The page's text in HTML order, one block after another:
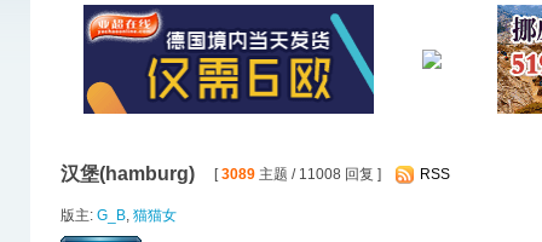
汉堡(hamburg) [3089 主题 / 11008 回复 ] RSS
版主: G_B, 猫猫女